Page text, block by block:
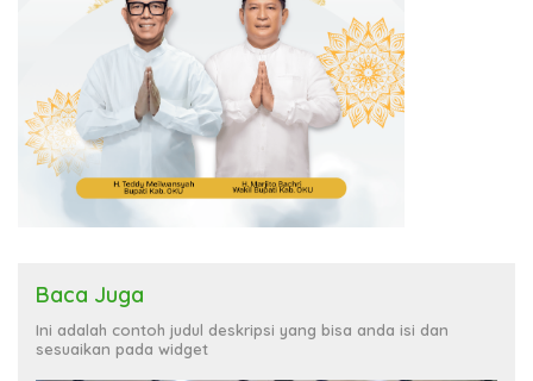
Baca Juga
Ini adalah contoh judul deskripsi yang bisa anda isi dan
sesuaikan pada widget